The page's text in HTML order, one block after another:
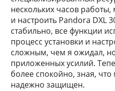
нескольких часов работы,
и настроить Pandora DXL
стабильно, все функции
процесс установки и
сложным, чем я ожидал, но
приложенных усилий.
более спокойно, зная,
надежно защищен.